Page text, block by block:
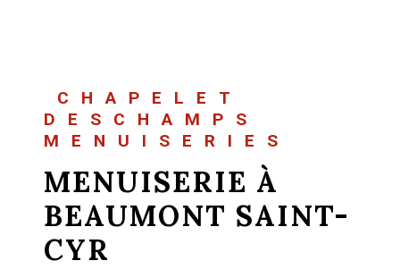
CHAPELET
DESCHAMPS
MENUISERIES
MENUISERIE À
BEAUMONT SAINT-
CYR